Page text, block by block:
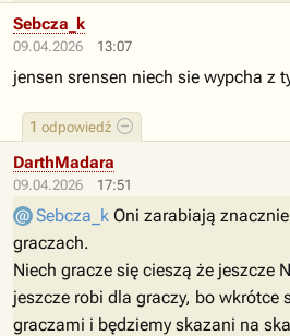
09.04.2026 13:07
1 odpowiedź
Sebcza_k
jensen srensen niech sie wypcha z
09.04.2026 17:51
DarthMadara
Sebcza_k Oni zarabiają
graczach.
Niech gracze się cieszą że jeszcze
jeszcze robi dla graczy, bo wkrótce
graczami i będziemy skazani na